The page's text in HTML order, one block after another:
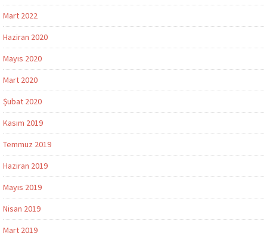
Mart 2022
Haziran 2020
Mayıs 2020
Mart 2020
Şubat 2020
Kasım 2019
Temmuz 2019
Haziran 2019
Mayıs 2019
Nisan 2019
Mart 2019